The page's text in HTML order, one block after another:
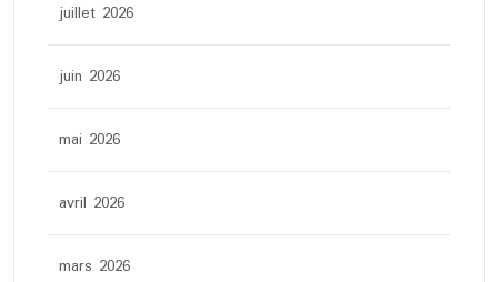
juillet 2026
juin 2026
mai 2026
avril 2026
mars 2026